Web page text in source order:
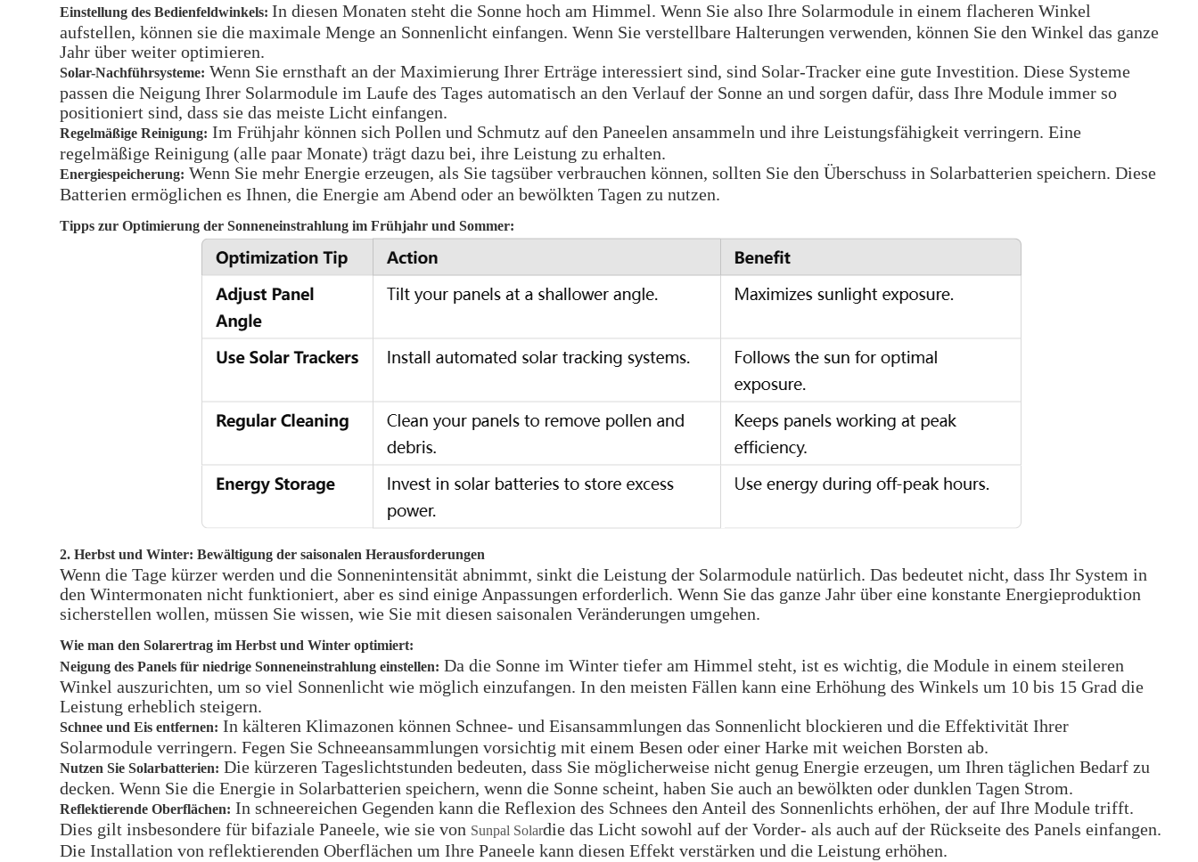
Einstellung des Bedienfeldwinkels: In diesen Monaten steht die Sonne hoch am Himmel. Wenn Sie also Ihre Solarmodule in einem flacheren Winkel
aufstellen, können sie die maximale Menge an Sonnenlicht einfangen. Wenn Sie verstellbare Halterungen verwenden, können Sie den Winkel das ganze
Jahr über weiter optimieren.
Solar-Nachführsysteme: Wenn Sie ernsthaft an der Maximierung Ihrer Erträge interessiert sind, sind Solar-Tracker eine gute Investition. Diese Systeme
passen die Neigung Ihrer Solarmodule im Laufe des Tages automatisch an den Verlauf der Sonne an und sorgen dafür, dass Ihre Module immer so
positioniert sind, dass sie das meiste Licht einfangen.
Regelmäßige Reinigung: Im Frühjahr können sich Pollen und Schmutz auf den Paneelen ansammeln und ihre Leistungsfähigkeit verringern. Eine
regelmäßige Reinigung (alle paar Monate) trägt dazu bei, ihre Leistung zu erhalten.
Energiespeicherung: Wenn Sie mehr Energie erzeugen, als Sie tagsüber verbrauchen können, sollten Sie den Überschuss in Solarbatterien speichern. Diese
Batterien ermöglichen es Ihnen, die Energie am Abend oder an bewölkten Tagen zu nutzen.
Tipps zur Optimierung der Sonneneinstrahlung im Frühjahr und Sommer:
2. Herbst und Winter: Bewältigung der saisonalen Herausforderungen
Wenn die Tage kürzer werden und die Sonnenintensität abnimmt, sinkt die Leistung der Solarmodule natürlich. Das bedeutet nicht, dass Ihr System in
den Wintermonaten nicht funktioniert, aber es sind einige Anpassungen erforderlich. Wenn Sie das ganze Jahr über eine konstante Energieproduktion
sicherstellen wollen, müssen Sie wissen, wie Sie mit diesen saisonalen Veränderungen umgehen.
Wie man den Solarertrag im Herbst und Winter optimiert:
Neigung des Panels für niedrige Sonneneinstrahlung einstellen: Da die Sonne im Winter tiefer am Himmel steht, ist es wichtig, die Module in einem steileren
Winkel auszurichten, um so viel Sonnenlicht wie möglich einzufangen. In den meisten Fällen kann eine Erhöhung des Winkels um 10 bis 15 Grad die
Leistung erheblich steigern.
Schnee und Eis entfernen: In kälteren Klimazonen können Schnee- und Eisansammlungen das Sonnenlicht blockieren und die Effektivität Ihrer
Solarmodule verringern. Fegen Sie Schneeansammlungen vorsichtig mit einem Besen oder einer Harke mit weichen Borsten ab.
Nutzen Sie Solarbatterien: Die kürzeren Tageslichtstunden bedeuten, dass Sie möglicherweise nicht genug Energie erzeugen, um Ihren täglichen Bedarf zu
decken. Wenn Sie die Energie in Solarbatterien speichern, wenn die Sonne scheint, haben Sie auch an bewölkten oder dunklen Tagen Strom.
Reflektierende Oberflächen: In schneereichen Gegenden kann die Reflexion des Schnees den Anteil des Sonnenlichts erhöhen, der auf Ihre Module trifft.
Dies gilt insbesondere für bifaziale Paneele, wie sie von Sunpal Solardie das Licht sowohl auf der Vorder- als auch auf der Rückseite des Panels einfangen.
Die Installation von reflektierenden Oberflächen um Ihre Paneele kann diesen Effekt verstärken und die Leistung erhöhen.